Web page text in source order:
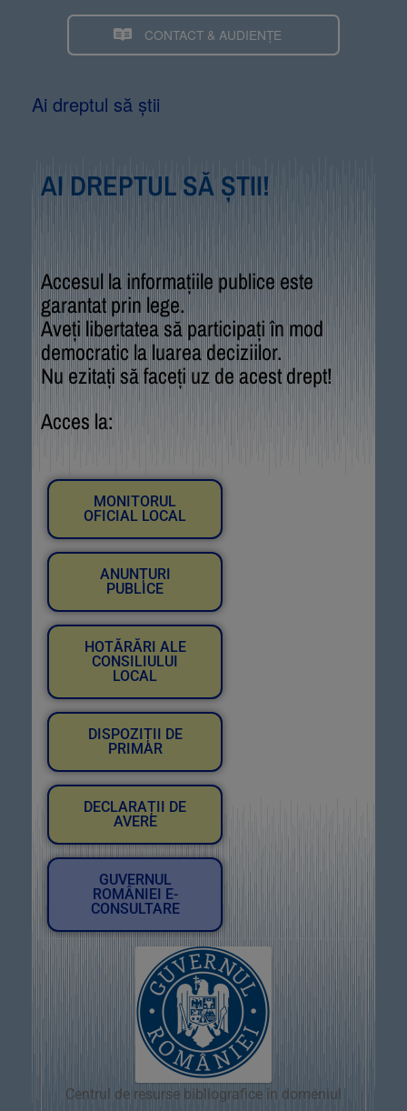
CONTACT & AUDIENȚE
Ai dreptul să știi
AI DREPTUL SĂ ȘTII!
Accesul la informațiile publice este
garantat prin lege.
Aveți libertatea să participați în mod
democratic la luarea deciziilor.
Nu ezitați să faceți uz de acest drept!
Acces la:
MONITORUL
OFICIAL LOCAL
ANUNȚURI
PUBLICE
HOTĂRĂRI ALE
CONSILIULUI
LOCAL
DISPOZIȚII DE
PRIMAR
DECLARAȚII DE
AVERE
GUVERNUL
ROMÂNIEI E-
CONSULTARE
Centrul de resurse bibliografice în domeniul